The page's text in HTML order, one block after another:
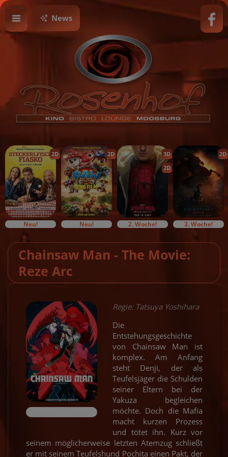
News
2D
Neu!
2D
Neu!
3D
2D
2. Woche!
2D
3. Woche!
Chainsaw Man - The Movie:
Reze Arc
Regie: Tatsuya Yoshihara
Die
Entstehungsgeschichte
von Chainsaw Man ist
komplex. Am Anfang
steht Denji, der als
Teufelsjäger die Schulden
seiner Eltern bei der
Yakuza begleichen
möchte. Doch die Mafia
macht kurzen Prozess
und tötet ihn. Kurz vor
seinem möglicherweise letzten Atemzug schließt
er mit seinem Teufelshund Pochita einen Pakt, der